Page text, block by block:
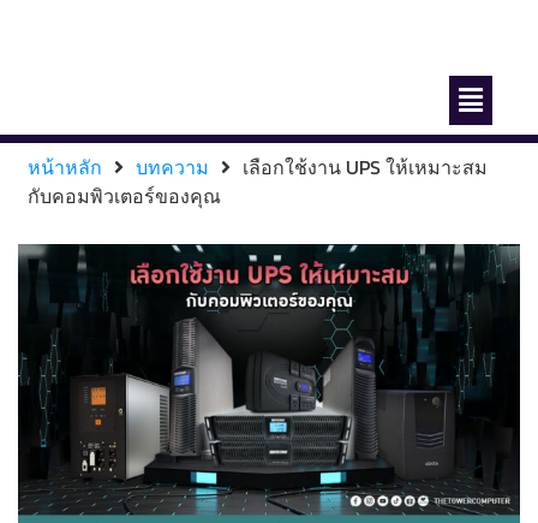
หน้าหลัก บทความ
เลือกใช้งาน UPS ให้เหมาะสม
กับคอมพิวเตอร์ของคุณ